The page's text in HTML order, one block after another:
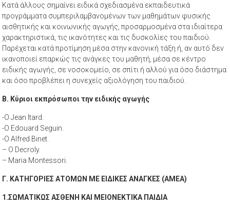
Κατά άλλους σημαίνει ειδικά σχεδιασμένα εκπαιδευτικά
προγράμματα συμπεριλαμβανομένων των μαθημάτων φυσικής
αισθητικής και κοινωνικής αγωγής, προσαρμοσμένα στα ιδιαίτερα
χαρακτηριστικά, τις ικανότητες και τις δυσκολίες του παιδιού.
Παρέχεται κατά προτίμηση μέσα στην κανονική τάξη ή, αν αυτό δεν
ικανοποιεί επαρκώς τις ανάγκες του μαθητή, μέσα σε κέντρο
ειδικής αγωγής, σε νοσοκομείο, σε σπίτι ή αλλού για όσο διάστημα
και όσο προβλέπει η συνεχείς αξιολόγηση του παιδιού.
Β. Κύριοι εκπρόσωποι την ειδικής αγωγής
-Ο Jean Itard.
-Ο Edouard Seguin.
-Ο Alfred Binet.
– O Decroly.
– Maria Montessori.
Γ. ΚΑΤΗΓΟΡΙΕΣ ΑΤΟΜΩΝ ΜΕ ΕΙΔΙΚΕΣ ΑΝΑΓΚΕΣ (ΑΜΕΑ)
1.ΣΩΜΑΤΙΚΩΣ ΑΣΘΕΝΗ ΚΑΙ ΜΕΙΟΝΕΚΤΙΚΑ ΠΑΙΔΙΑ